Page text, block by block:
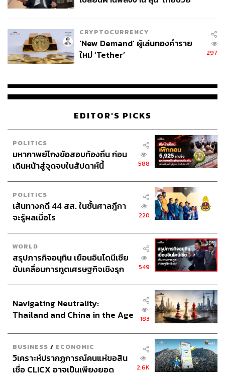
CRYPTOCURRENCY
‘New Demand’ ผู้เล่นทองคำราย
ใหม่ ‘Tether’
297
EDITOR'S PICKS
POLITICS
มหากาพย์โกงข้อสอบท้องถิ่น ก่อน
เดินหน้าสู่จุดจบในสัปดาห์นี้
588
POLITICS
เส้นทางคดี 44 สส. ในชั้นศาลฎีกา
จะรู้ผลเมื่อไร
220
WORLD
สรุปภารกิจอนุทิน เยือนอินโดนีเซีย
ขับเคลื่อนการทูตเศรษฐกิจเชิงรุก
549
Navigating Neutrality:
Thailand and China in the Age
183
BUSINESS / ECONOMIC
วิเคราะห์ปรากฏการณ์คนแห่ขอสิน
เชื่อ CLICX อาจเป็นเพียงยอด
2.6K